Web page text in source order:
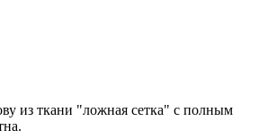
из ткани "ложная сетка" с полным